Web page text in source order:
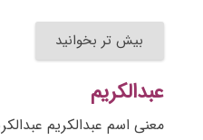
بیش تر بخوانید
عبدالکریم